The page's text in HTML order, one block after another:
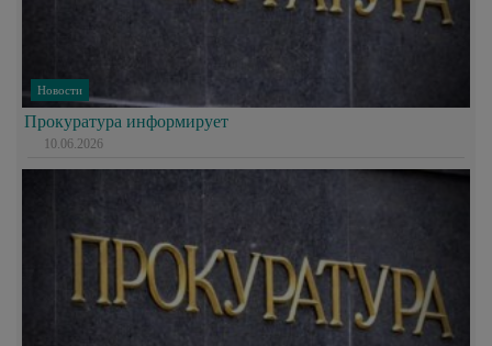
Новости
Прокуратура информирует
10.06.2026